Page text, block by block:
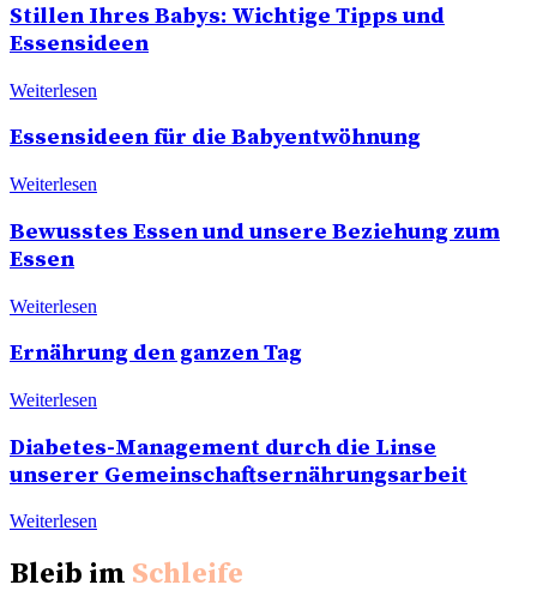
Stillen Ihres Babys: Wichtige Tipps und
Essensideen
Weiterlesen
Essensideen für die Babyentwöhnung
Weiterlesen
Bewusstes Essen und unsere Beziehung zum
Essen
Weiterlesen
Ernährung den ganzen Tag
Weiterlesen
Diabetes-Management durch die Linse
unserer Gemeinschaftsernährungsarbeit
Weiterlesen
Bleib im Schleife